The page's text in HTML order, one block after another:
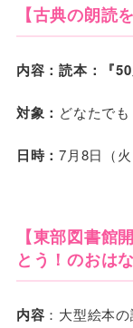
【古典の朗読
内容：読本：『
対象： どなたでも
日時：7月8日（
【東部図書館
とう！のおは
内容 ：大型絵本